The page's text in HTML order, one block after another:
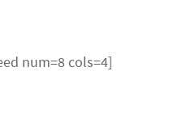
num=8 cols=4]